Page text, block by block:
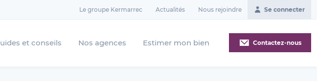
Le groupe Kermarrec Actualités Nous rejoindre Se connecter
et conseils Nos agences Estimer mon bien Contactez-nous